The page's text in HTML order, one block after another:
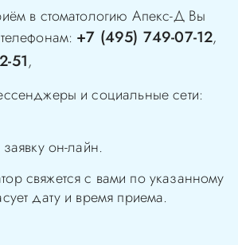
в стоматологию Апекс-ДВы
+7 (495) 749-07-12,
51,
и социальные сети:
он-лайн.
свяжется с вами по указанному
дату и время приема.